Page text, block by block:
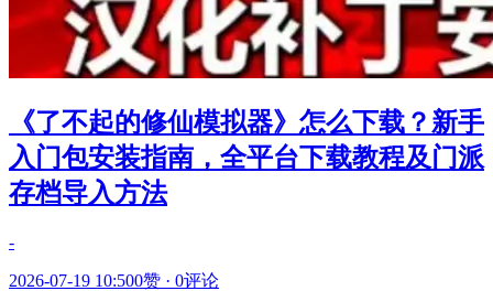
《了不起的修仙模拟器》怎么下载？新手
入门包安装指南，全平台下载教程及门派
存档导入方法
-
2026-07-19 10:500赞 · 0评论